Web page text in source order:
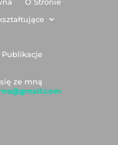
ze mną